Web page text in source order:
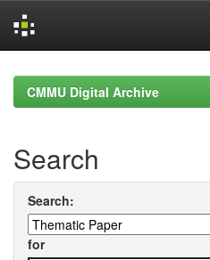
navigationCMMU Digital Archive
Search
Search:
for